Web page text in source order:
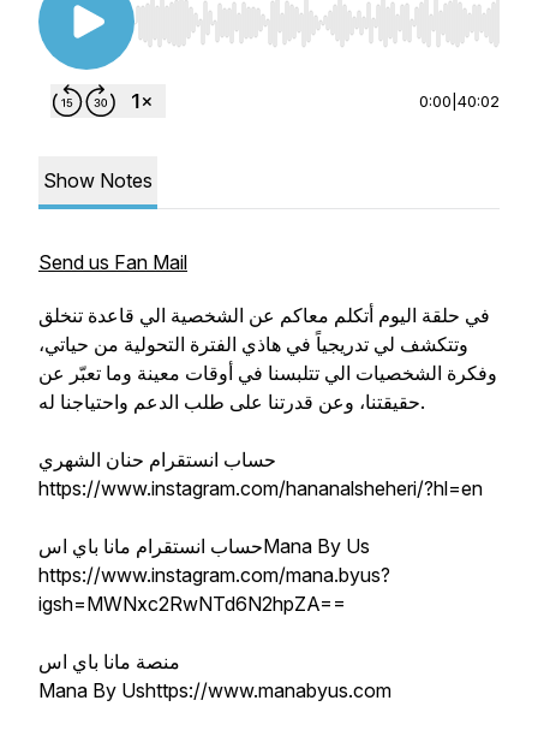
Use Left/Right to seek, Home/End to jump to
0:00 40:02
Show Notes
Send us Fan Mail
في حلقة اليوم أتكلم معاكم عن الشخصية الي قاعدة تنخلق
وتتكشف لي تدريجياً في هاذي الفترة التحولية من حياتي،
وفكرة الشخصيات الي تتلبسنا في أوقات معينة وما تعبّر عن
حقيقتنا، وعن قدرتنا على طلب الدعم واحتياجنا له.
حساب انستقرام حنان الشهري
https://www.instagram.com/hananalsheheri/?hl=en
حساب انستقرام مانا باي اسMana By Us
https://www.instagram.com/mana.byus?
igsh=MWNxc2RwNTd6N2hpZA==
منصة مانا باي اس
Mana By Ushttps://www.manabyus.com